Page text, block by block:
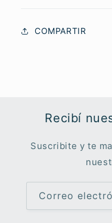
COMPARTIR
Recibí
Suscribite y te
Correo